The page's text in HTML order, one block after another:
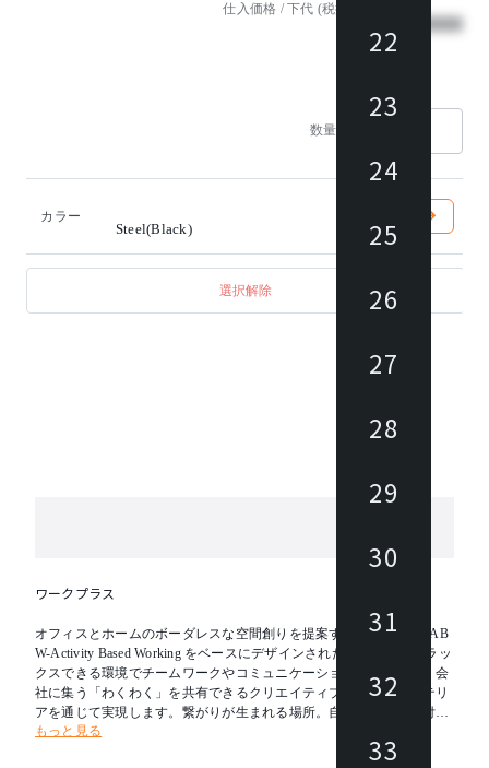
仕入価格 / 下代 (税抜)
数量
22
23
24
25
26
27
28
29
30
31
32
33
カラー
Steel(Black)
選択解除
ワークプラス
オフィスとホームのボーダレスな空間創りを提案する Work Plus。AB
W-Activity Based Working をベースにデザインされた家具たちはリラッ
クスできる環境でチームワークやコミュニケーションの質を高め、会
社に集う「わくわく」を共有できるクリエイティブな空間をインテリ
アを通じて実現します。繋がりが生まれる場所。自分らしさに気付け
る場所。目的に出会うことができる場所。Work Plus が私たちの感性
を刺激し、くつろぎを与え、ワークシーンの常識から解放してくれま
もっと見る